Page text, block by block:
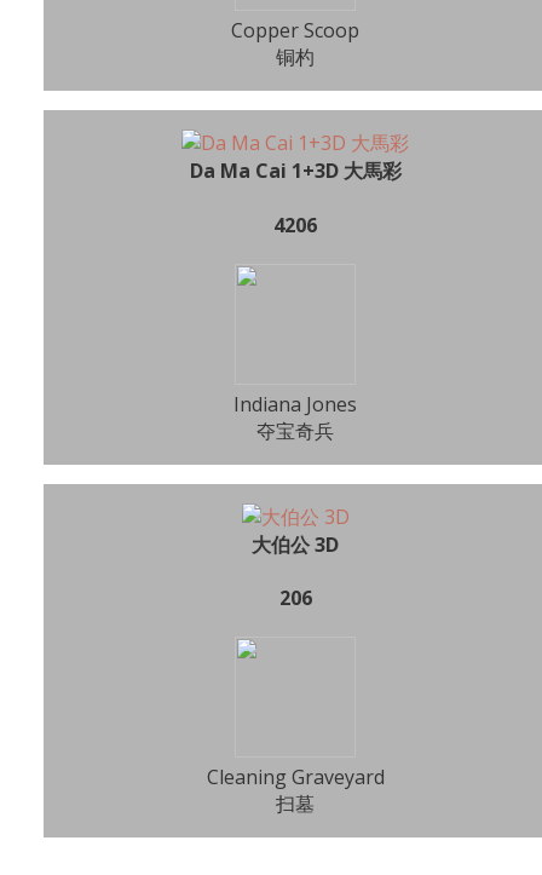
Copper Scoop
铜杓
Da Ma Cai 1+3D 大馬彩
4206
Indiana Jones
夺宝奇兵
大伯公 3D
206
Cleaning Graveyard
扫墓